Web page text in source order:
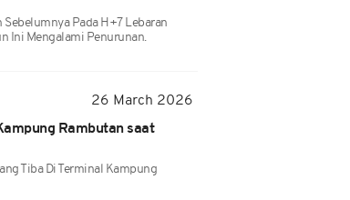
Pada H+7 Lebaran
Ini Mengalami Penurunan.
26 March 2026
Rambutan saat
Tiba Di Terminal Kampung